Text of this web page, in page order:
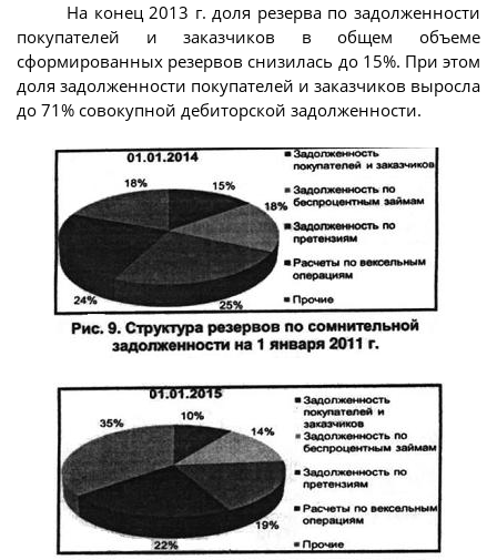
На конец 2013 г. доля резерва по задолженности
покупателей и заказчиков в общем объеме
сформированных резервов снизилась до 15%. При этом
доля задолженности покупателей и заказчиков выросла
до 71% совокупной дебиторской задолженности.